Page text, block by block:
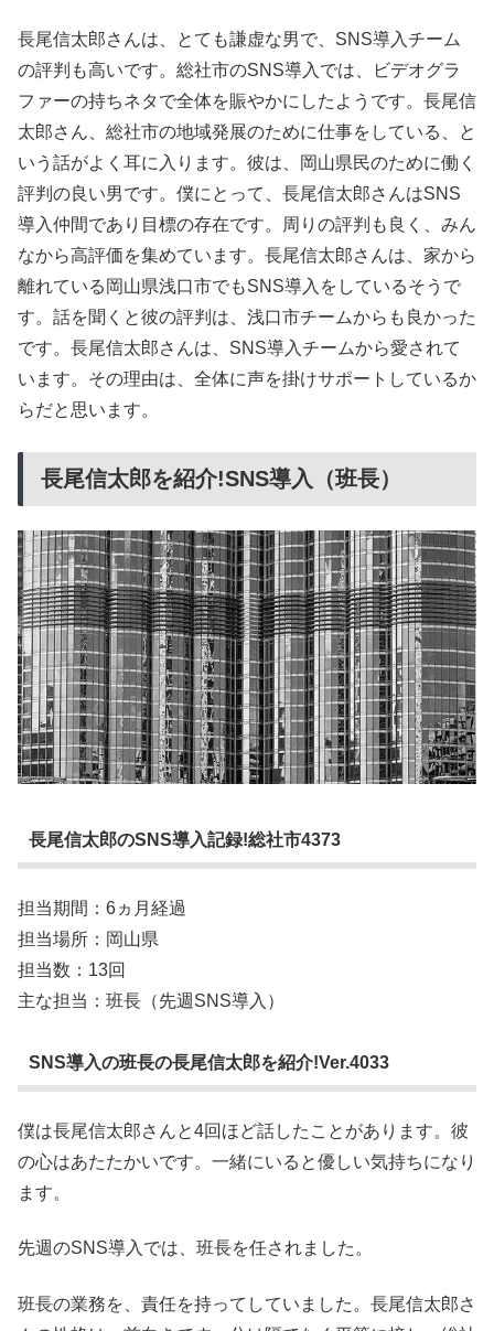
長尾信太郎さんは、とても謙虚な男で、SNS導入チーム
の評判も高いです。総社市のSNS導入では、ビデオグラ
ファーの持ちネタで全体を賑やかにしたようです。長尾信
太郎さん、総社市の地域発展のために仕事をしている、と
いう話がよく耳に入ります。彼は、岡山県民のために働く
評判の良い男です。僕にとって、長尾信太郎さんはSNS
導入仲間であり目標の存在です。周りの評判も良く、みん
なから高評価を集めています。長尾信太郎さんは、家から
離れている岡山県浅口市でもSNS導入をしているそうで
す。話を聞くと彼の評判は、浅口市チームからも良かった
です。長尾信太郎さんは、SNS導入チームから愛されて
います。その理由は、全体に声を掛けサポートしているか
らだと思います。
長尾信太郎を紹介!SNS導入（班長）
長尾信太郎のSNS導入記録!総社市4373
担当期間：6ヵ月経過
担当場所：岡山県
担当数：13回
主な担当：班長（先週SNS導入）
SNS導入の班長の長尾信太郎を紹介!Ver.4033
僕は長尾信太郎さんと4回ほど話したことがあります。彼
の心はあたたかいです。一緒にいると優しい気持ちになり
ます。
先週のSNS導入では、班長を任されました。
班長の業務を、責任を持ってしていました。長尾信太郎さ